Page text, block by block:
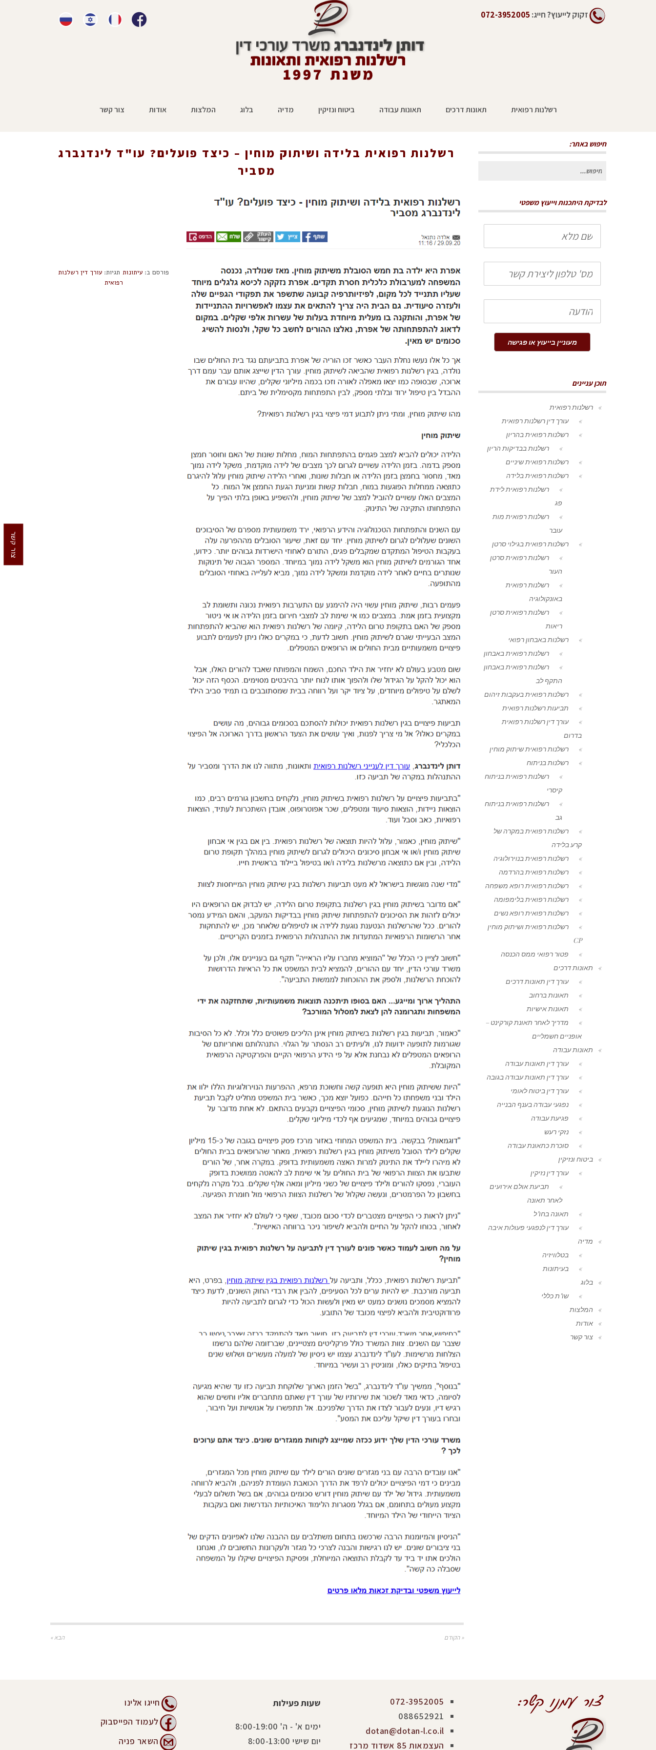
זקוק לייעוץ?חייג: 072-3952005
רשלנות רפואית תאונות דרכים תאונות עבודה ביטוח ונזיקין מדיה בלוג המלצות אודות צור קשר
מסביר
רשלנות רפואית בלידה ושיתוק מוחין – כיצד פועלים? עו"ד לינדנברג
מסביר
פורסם ב: עיתונות תגיות: עורך דין רשלנות
רפואית
« הקודם הבא »
חיפוש באתר:
חיפוש
לבדיקת היתכנות וייעוץ משפטי
שם
מלא
טלפון
הודעה
מעוניין בייעוץ או פגישה
תוכן עניינים
רשלנות רפואית
עורך דין רשלנות רפואית
רשלנות רפואית בהריון
רשלנות בבדיקות הריון
רשלנות רפואית שיניים
רשלנות רפואית בלידה
רשלנות רפואית לידת
פג
רשלנות רפואית מות
עובר
רשלנות רפואית בגילוי סרטן
רשלנות רפואית סרטן
העור
רשלנות רפואית
באונקולוגיה
רשלנות רפואית סרטן
ריאות
רשלנות באבחון רפואי
רשלנות רפואית באבחון
רשלנות רפואית באבחון
התקף לב
רשלנות רפואית בעקבות זיהום
תביעות רשלנות רפואית
עורך דין רשלנות רפואית
בדרום
רשלנות רפואית שיתוק מוחין
רשלנות בניתוח
רשלנות רפואית בניתוח
קיסרי
רשלנות רפואית בניתוח
גב
רשלנות רפואית במקרה של
קרע בלידה
רשלנות רפואית בנוירולוגיה
רשלנות רפואית בהרדמה
רשלנות רפואית רופא משפחה
רשלנות רפואית בלימפומה
רשלנות רפואית רופא נשים
רשלנות רפואית ושיתוק מוחין
CP
פטור רפואי ממס הכנסה
תאונות דרכים
עורך דין תאונות דרכים
תאונות ברחוב
תאונות אישיות
מדריך לאחר תאונת קורקינט –
אופניים חשמליים
תאונות עבודה
עורך דין תאונות עבודה
עורך דין תאונות עבודה בגובה
עורך דין ביטוח לאומי
נפגעי עבודה בענף הבנייה
פגיעת עבודה
נזקי רעש
סוכרת כתאונת עבודה
ביטוח ונזיקין
עורך דין נזיקין
תביעת אולם אירועים
לאחר תאונה
תאונה בחו"ל
עורך דין לנפגעי פעולות איבה
מדיה
בטלוויזיה
בעיתונות
בלוג
שו"ת כללי
המלצות
אודות
צור קשר
072-3952005
088652921
dotan@dotan-l.co.il
העצמאות 85 אשדוד מרכז
שעות פעילות
ימים א' - ה' 8:00-19:00
יום שישי 8:00-13:00
חייגו אלינו
לעמוד הפייסבוק
השאר פניה
צור קשר